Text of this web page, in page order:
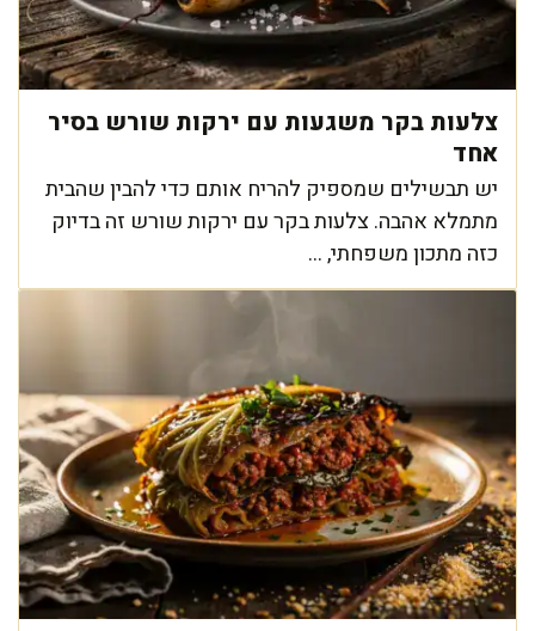
צלעות בקר משגעות עם ירקות שורש בסיר
אחד
יש תבשילים שמספיק להריח אותם כדי להבין שהבית
מתמלא אהבה. צלעות בקר עם ירקות שורש זה בדיוק
כזה מתכון משפחתי, ...